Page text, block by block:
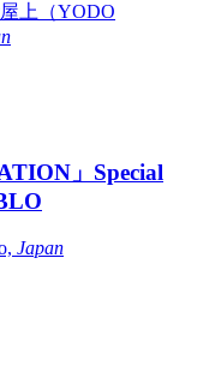
上（YODO
」Special
Japan